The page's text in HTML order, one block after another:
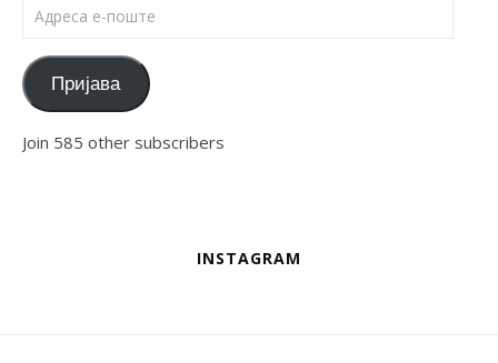
Пријава
Join 585 other subscribers
INSTAGRAM